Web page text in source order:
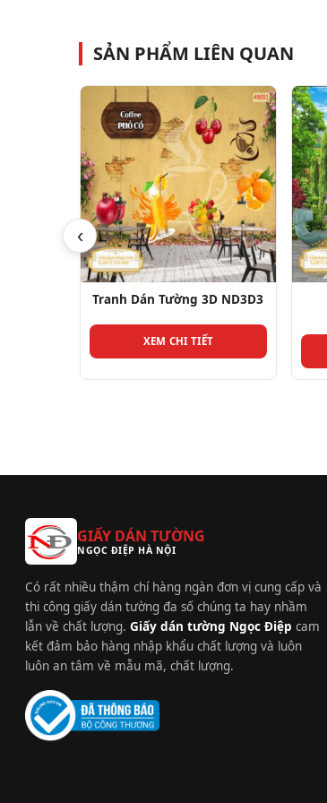
SẢN PHẨM LIÊN QUAN
‹
Tranh Dán Tường 3D ND3D3
XEM CHI TIẾT
GIẤY DÁN TƯỜNG
NGỌC ĐIỆP HÀ NỘI
Có rất nhiều thậm chí hàng ngàn đơn vị cung cấp và
thi công giấy dán tường đa số chúng ta hay nhầm
lẫn về chất lượng. Giấy dán tường Ngọc Điệp cam
kết đảm bảo hàng nhập khẩu chất lượng và luôn
luôn an tâm về mẫu mã, chất lượng.